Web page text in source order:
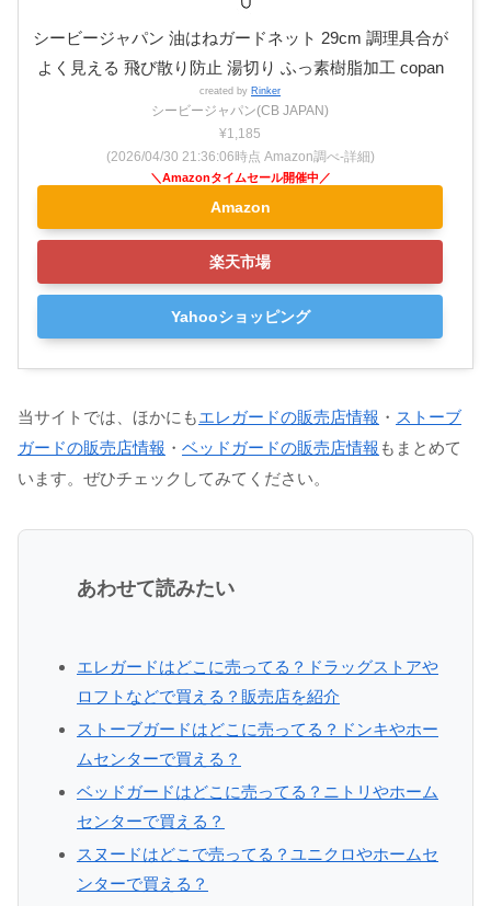
シービージャパン 油はねガードネット 29cm 調理具合が
よく見える 飛び散り防止 湯切り ふっ素樹脂加工 copan
created by Rinker
シービージャパン(CB JAPAN)
¥1,185
(2026/04/30 21:36:06時点 Amazon調べ-詳細)
Amazon
楽天市場
Yahooショッピング
当サイトでは、ほかにもエレガードの販売店情報 ・ ストーブ
ガードの販売店情報 ・ ベッドガードの販売店情報 もまとめて
います。ぜひチェックしてみてください。
あわせて読みたい
エレガードはどこに売ってる？ドラッグストアや
ロフトなどで買える？販売店を紹介
ストーブガードはどこに売ってる？ドンキやホー
ムセンターで買える？
ベッドガードはどこに売ってる？ニトリやホーム
センターで買える？
スヌードはどこで売ってる？ユニクロやホームセ
ンターで買える？